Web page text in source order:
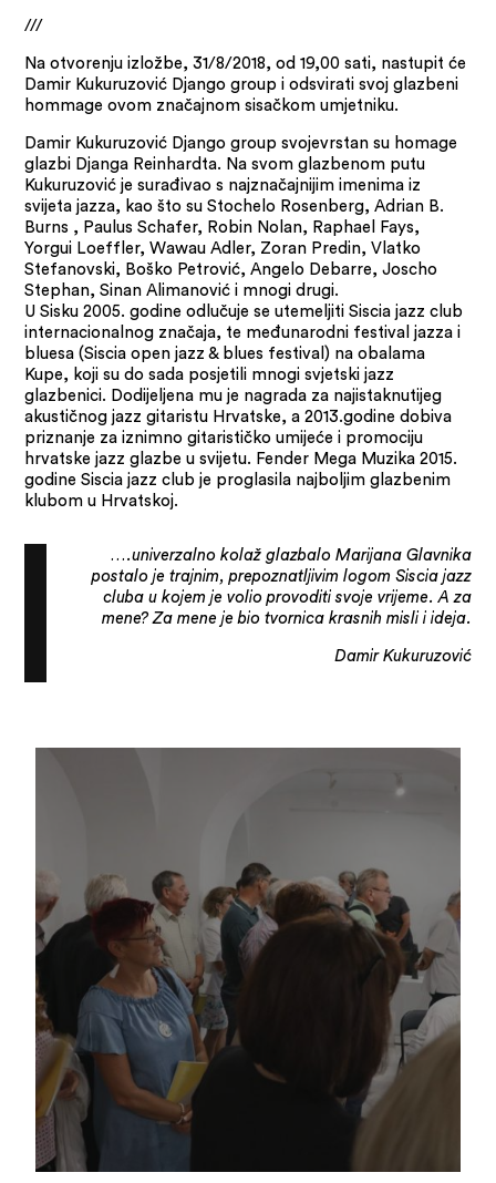
///
Na otvorenju izložbe, 31/8/2018, od 19,00 sati, nastupit će
Damir Kukuruzović Django group i odsvirati svoj glazbeni
hommage ovom značajnom sisačkom umjetniku.
Damir Kukuruzović Django group svojevrstan su homage
glazbi Djanga Reinhardta. Na svom glazbenom putu
Kukuruzović je surađivao s najznačajnijim imenima iz
svijeta jazza, kao što su Stochelo Rosenberg, Adrian B.
Burns , Paulus Schafer, Robin Nolan, Raphael Fays,
Yorgui Loeffler, Wawau Adler, Zoran Predin, Vlatko
Stefanovski, Boško Petrović, Angelo Debarre, Joscho
Stephan, Sinan Alimanović i mnogi drugi.
U Sisku 2005. godine odlučuje se utemeljiti Siscia jazz club
internacionalnog značaja, te međunarodni festival jazza i
bluesa (Siscia open jazz & blues festival) na obalama
Kupe, koji su do sada posjetili mnogi svjetski jazz
glazbenici. Dodijeljena mu je nagrada za najistaknutijeg
akustičnog jazz gitaristu Hrvatske, a 2013.godine dobiva
priznanje za iznimno gitarističko umijeće i promociju
hrvatske jazz glazbe u svijetu. Fender Mega Muzika 2015.
godine Siscia jazz club je proglasila najboljim glazbenim
klubom u Hrvatskoj.
….univerzalno kolaž glazbalo Marijana Glavnika
postalo je trajnim, prepoznatljivim logom Siscia jazz
cluba u kojem je volio provoditi svoje vrijeme. A za
mene? Za mene je bio tvornica krasnih misli i ideja.
Damir Kukuruzović